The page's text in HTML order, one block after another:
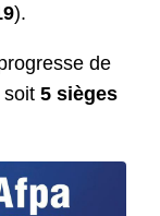
).
de
soit 5 sièges